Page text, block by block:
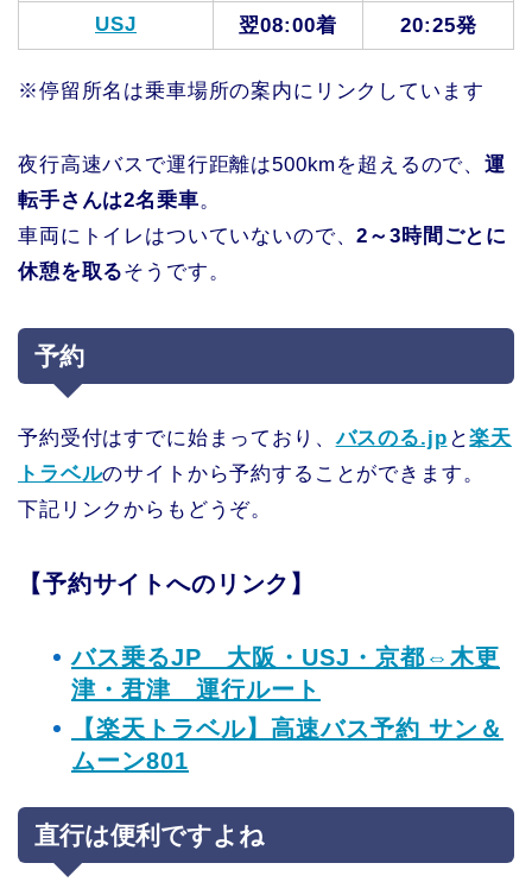
USJ 翌08:00着 20:25発
※停留所名は乗車場所の案内にリンクしています
夜行高速バスで運行距離は500kmを超えるので、運
転手さんは2名乗車。
車両にトイレはついていないので、2～3時間ごとに
休憩を取るそうです。
予約
予約受付はすでに始まっており、バスのる.jp と楽天
トラベルのサイトから予約することができます。
下記リンクからもどうぞ。
【予約サイトへのリンク】
バス乗るJP 大阪・USJ・京都⇔木更
津・君津 運行ルート
【楽天トラベル】高速バス予約 サン＆
ムーン801
直行は便利ですよね